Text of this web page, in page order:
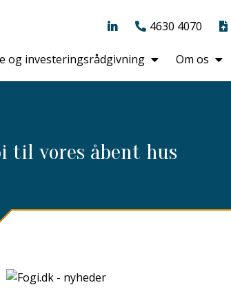
4630 4070
og investeringsrådgivning Om os
til vores åbent hus